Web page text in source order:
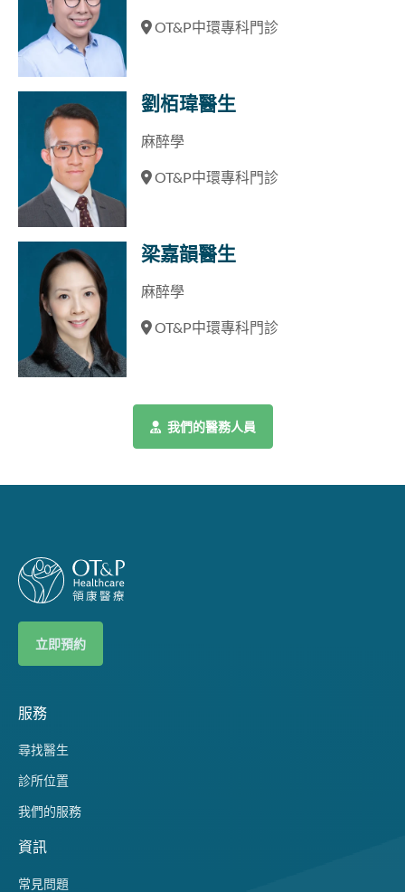
OT&P中環專科門診
劉栢瑋醫生
麻醉學
OT&P中環專科門診
梁嘉韻醫生
麻醉學
OT&P中環專科門診
我們的醫務人員
立即預約
服務
尋找醫生
診所位置
我們的服務
資訊
常見問題